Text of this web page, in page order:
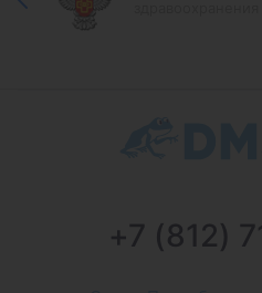
+7 (812)